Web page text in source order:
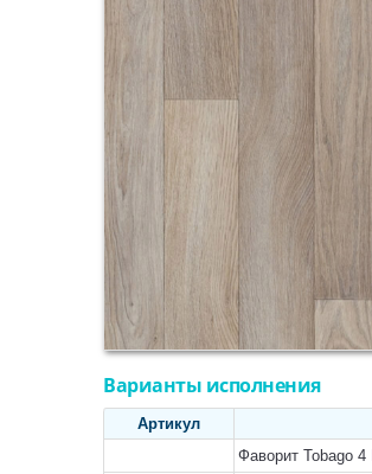
Варианты исполнения
Артикул
Фаворит Tobago 4